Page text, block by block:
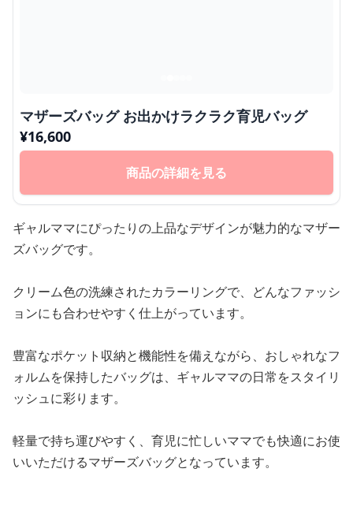
マザーズバッグ お出かけラクラク育児バッグ
¥16,600
商品の詳細を見る
ギャルママにぴったりの上品なデザインが魅力的なマザー
ズバッグです。
クリーム色の洗練されたカラーリングで、どんなファッシ
ョンにも合わせやすく仕上がっています。
豊富なポケット収納と機能性を備えながら、おしゃれなフ
ォルムを保持したバッグは、ギャルママの日常をスタイリ
ッシュに彩ります。
軽量で持ち運びやすく、育児に忙しいママでも快適にお使
いいただけるマザーズバッグとなっています。